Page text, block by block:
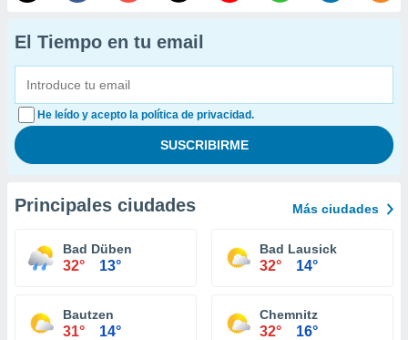
El Tiempo en tu email
He leído y acepto la política de privacidad.
Principales ciudades Más ciudades
Bad Düben
32° 13°
Bad Lausick
32° 14°
Bautzen
31° 14°
Chemnitz
32° 16°